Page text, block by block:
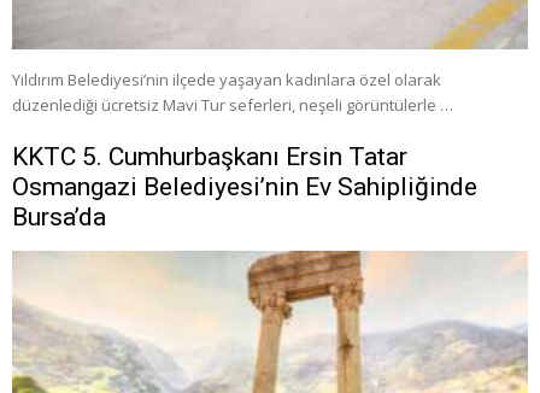
Yıldırım Belediyesi’nin ilçede yaşayan kadınlara özel olarak
düzenlediği ücretsiz Mavi Tur seferleri, neşeli görüntülerle …
KKTC 5. Cumhurbaşkanı Ersin Tatar
Osmangazi Belediyesi’nin Ev Sahipliğinde
Bursa’da